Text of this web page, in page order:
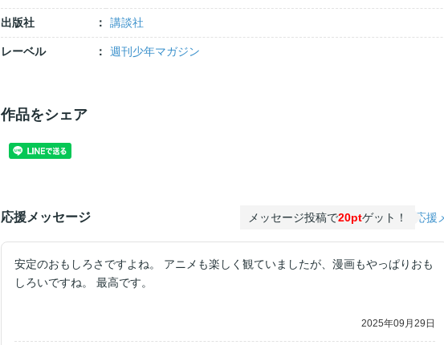
出版社 講談社
レーベル 週刊少年マガジン
作品をシェア
応援メッセージ メッセージ投稿で20ptゲット！ 応援
安定のおもしろさですよね。 アニメも楽しく観ていましたが、漫画もやっぱりおも
しろいですね。 最高です。
2025年09月29日